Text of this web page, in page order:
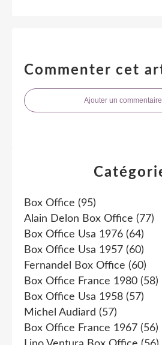
Commenter cet
Ajouter un commentaire
Box Office (95)
Alain Delon Box Office (77)
Box Office Usa 1976 (64)
Box Office Usa 1957 (60)
Fernandel Box Office (60)
Box Office France 1980 (58)
Box Office Usa 1958 (57)
Michel Audiard (57)
Box Office France 1967 (56)